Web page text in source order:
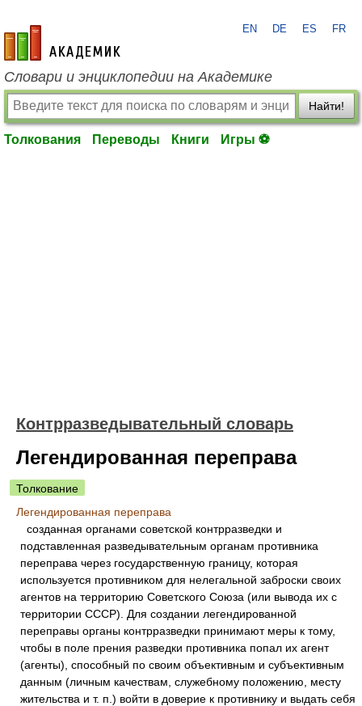
academic.ru
EN DE ES FR
Словари и энциклопедии на Академике
Найти!
Толкования Переводы Книги Игры ⚽
Контрразведывательный словарь
Легендированная переправа
Толкование
Легендированная переправа
созданная органами советской контрразведки и
подставленная разведывательным органам противника
переправа через государственную границу, которая
используется противником для нелегальной заброски своих
агентов на территорию Советского Союза (или вывода их с
территории СССР). Для создании легендированной
переправы органы контрразведки принимают меры к тому,
чтобы в поле прения разведки противника попал их агент
(агенты), способный по своим объективным и субъективным
данным (личным качествам, служебному положению, месту
жительства и т. п.) войти в доверие к противнику и выдать себя